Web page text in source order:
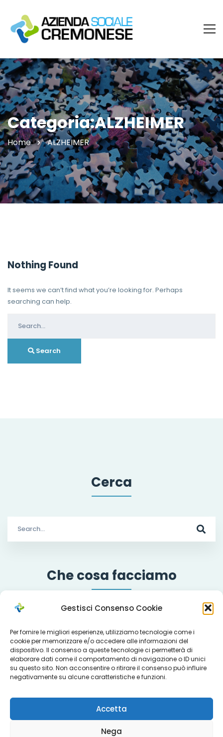
Gestisci Consenso Cookie
Per fornire le migliori esperienze, utilizziamo tecnologie come i
cookie per memorizzare e/o accedere alle informazioni del
dispositivo. Il consenso a queste tecnologie ci permetterà di
elaborare dati come il comportamento di navigazione o ID unici
su questo sito. Non acconsentire o ritirare il consenso può influire
negativamente su alcune caratteristiche e funzioni.
Accetta
Nega
Categoria:ALZHEIMER
Home ALZHEIMER
Nothing Found
It seems we can’t find what you’re looking for. Perhaps
searching can help.
for:
Search
Cerca
for:
Che cosa facciamo
Servizi
Progetti
Titoli sociali